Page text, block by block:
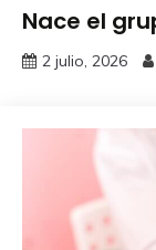
Nace el
2 julio, 2026